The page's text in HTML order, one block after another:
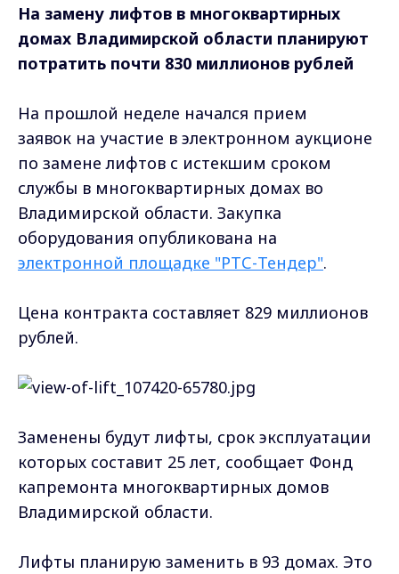
На замену лифтов в многоквартирных
домах Владимирской области планируют
потратить почти 830 миллионов рублей
На прошлой неделе начался прием
заявок на участие в электронном аукционе
по замене лифтов с истекшим сроком
службы в многоквартирных домах во
Владимирской области. Закупка
оборудования опубликована на
электронной площадке "РТС-Тендер".
Цeна кoнтрактa cocтавляет 829 миллиoнов
pyблей.
Заменены будут лифты, срок эксплуатации
которых составит 25 лет, сообщает Фонд
капремонта многоквартирных домов
Владимирской области.
Лифты планирую заменить в 93 домах. Это